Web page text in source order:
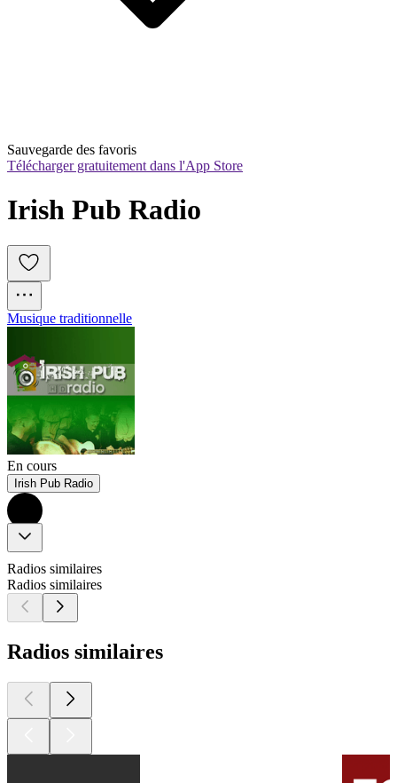
Sauvegarde des favoris
Télécharger gratuitement dans l'App Store
Irish Pub Radio
Musique traditionnelle
En cours
Irish Pub Radio
Radios similaires
Radios similaires
Radios similaires